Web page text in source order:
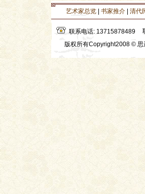
艺术家总览 书家推介 清代
联系电话: 13715878489
版权所有Copyright2008 ©